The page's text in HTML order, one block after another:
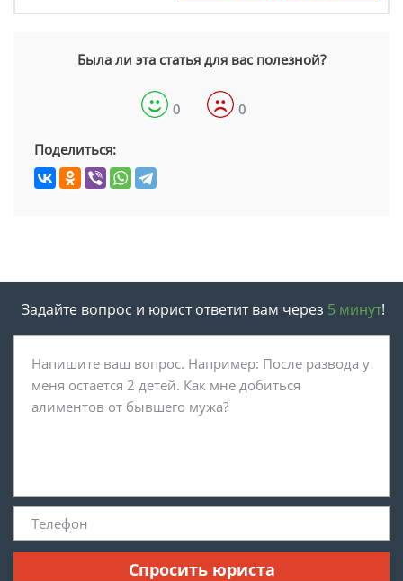
Была ли эта статья для вас полезной?
0 0
Поделиться:
Задайте вопрос и юрист ответит вам через 5 минут!
Спросить юриста